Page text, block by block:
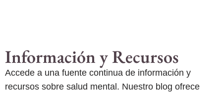
Información y Recursos
Accede a una fuente continua de información y
recursos sobre salud mental. Nuestro blog ofrece